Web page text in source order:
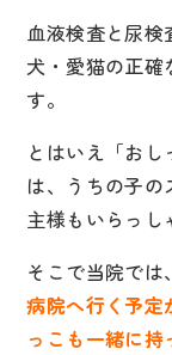
血液検査と尿検
犬・愛猫の正確
す。
とはいえ「お
は、うちの子
主様もいらっし
そこで当院では、
病院へ行く予定
っこも一緒に